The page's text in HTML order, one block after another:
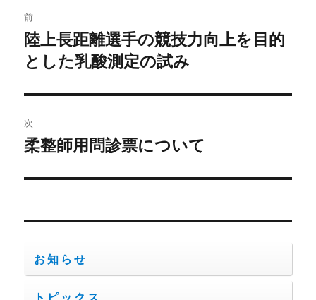
稿
ナ
ビ
ゲ
ー
シ
前
前
の
稿:
陸上長距離選手の競技力向上を目的
とした乳酸測定の試み
次
次
投
柔整師用問診票について
お知らせ